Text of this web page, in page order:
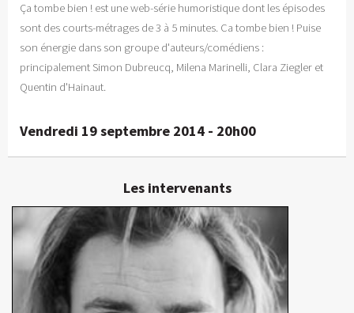
Ça tombe bien ! est une web-série humoristique dont les épisodes
sont des courts-métrages de 3 à 5 minutes. Ca tombe bien ! Puise
son énergie dans son groupe d'auteurs/comédiens :
principalement Simon Dubreucq, Milena Marinelli, Clara Ziegler et
Quentin d'Hainaut.
Vendredi 19 septembre 2014 - 20h00
Les intervenants
Simon Dubreucq
Réalisateur, comédien
En détails